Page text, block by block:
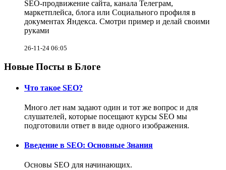
SEO-продвижение сайта, канала Телеграм,
маркетплейса, блога или Социального профиля в
документах Яндекса. Смотри пример и делай своими
руками
26-11-24 06:05
Новые Посты в Блоге
Что такое SEO?
Много лет нам задают один и тот же вопрос и для
слушателей, которые посещают курсы SEO мы
подготовили ответ в виде одного изображения.
Введение в SEO: Основные Знания
Основы SEO для начинающих.